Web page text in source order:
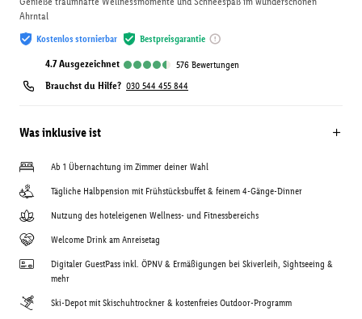
Ahrntal
Kostenlos stornierbar Bestpreisgarantie
4.7 ausgezeichnet 576 Bewertungen
Brauchst du Hilfe? 030 544 455 844
Was inklusive ist
Ab 1 Übernachtung im Zimmer deiner Wahl
Tägliche Halbpension mit Frühstücksbuffet & feinem 4-Gänge-Dinner
Nutzung des hoteleigenen Wellness- und Fitnessbereichs
Welcome Drink am Anreisetag
Digitaler GuestPass inkl. ÖPNV & Ermäßigungen bei Skiverleih, Sightseeing &
mehr
Ski-Depot mit Skischuhtrockner & kostenfreies Outdoor-Programm